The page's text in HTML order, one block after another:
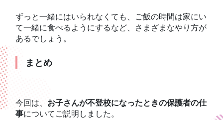
ずっと一緒にはいられなくても、ご飯の時間は家にい
て一緒に食べるようにするなど、さまざまなやり方が
あるでしょう。
まとめ
今回は、 お子さんが不登校になったときの保護者の仕
事についてご説明しました。